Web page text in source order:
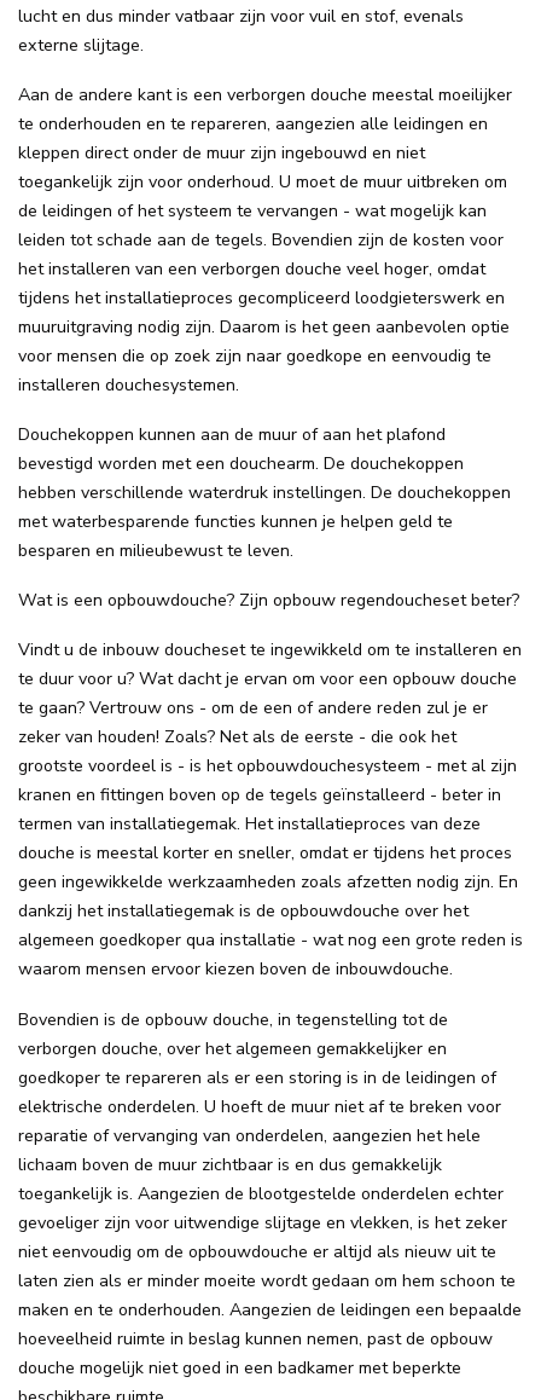
lucht en dus minder vatbaar zijn voor vuil en stof, evenals
externe slijtage.
Aan de andere kant is een verborgen douche meestal moeilijker
te onderhouden en te repareren, aangezien alle leidingen en
kleppen direct onder de muur zijn ingebouwd en niet
toegankelijk zijn voor onderhoud. U moet de muur uitbreken om
de leidingen of het systeem te vervangen - wat mogelijk kan
leiden tot schade aan de tegels. Bovendien zijn de kosten voor
het installeren van een verborgen douche veel hoger, omdat
tijdens het installatieproces gecompliceerd loodgieterswerk en
muuruitgraving nodig zijn. Daarom is het geen aanbevolen optie
voor mensen die op zoek zijn naar goedkope en eenvoudig te
installeren douchesystemen.
Douchekoppen kunnen aan de muur of aan het plafond
bevestigd worden met een douchearm. De douchekoppen
hebben verschillende waterdruk instellingen. De douchekoppen
met waterbesparende functies kunnen je helpen geld te
besparen en milieubewust te leven.
Wat is een opbouwdouche? Zijn opbouw regendoucheset beter?
Vindt u de inbouw doucheset te ingewikkeld om te installeren en
te duur voor u? Wat dacht je ervan om voor een opbouw douche
te gaan? Vertrouw ons - om de een of andere reden zul je er
zeker van houden! Zoals? Net als de eerste - die ook het
grootste voordeel is - is het opbouwdouchesysteem - met al zijn
kranen en fittingen boven op de tegels geïnstalleerd - beter in
termen van installatiegemak. Het installatieproces van deze
douche is meestal korter en sneller, omdat er tijdens het proces
geen ingewikkelde werkzaamheden zoals afzetten nodig zijn. En
dankzij het installatiegemak is de opbouwdouche over het
algemeen goedkoper qua installatie - wat nog een grote reden is
waarom mensen ervoor kiezen boven de inbouwdouche.
Bovendien is de opbouw douche, in tegenstelling tot de
verborgen douche, over het algemeen gemakkelijker en
goedkoper te repareren als er een storing is in de leidingen of
elektrische onderdelen. U hoeft de muur niet af te breken voor
reparatie of vervanging van onderdelen, aangezien het hele
lichaam boven de muur zichtbaar is en dus gemakkelijk
toegankelijk is. Aangezien de blootgestelde onderdelen echter
gevoeliger zijn voor uitwendige slijtage en vlekken, is het zeker
niet eenvoudig om de opbouwdouche er altijd als nieuw uit te
laten zien als er minder moeite wordt gedaan om hem schoon te
maken en te onderhouden. Aangezien de leidingen een bepaalde
hoeveelheid ruimte in beslag kunnen nemen, past de opbouw
douche mogelijk niet goed in een badkamer met beperkte